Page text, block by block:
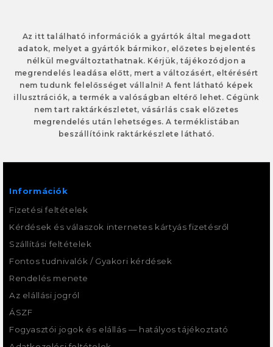
Az itt található információk a gyártók által megadott
adatok, melyet a gyártók bármikor, előzetes bejelentés
nélkül megváltoztathatnak. Kérjük, tájékozódjon a
megrendelés leadása előtt, mert a változásért, eltérésért
nem tudunk felelősséget vállalni! A fent látható képek
illusztrációk, a termék a valóságban eltérő lehet. Cégünk
nem tart raktárkészletet, vásárlás csak előzetes
megrendelés után lehetséges. A terméklistában
beszállítóink raktárkészlete látható.
Információk
Fizetési feltételek
Kérdések és válaszok internetes kártyás fizetésről
Szállítási feltételek
Fontos tudnivalók / Gyakori kérdések
Rendelés menete
Az elállási jogról
ÁSZF
Fogyasztói jogok és elállás — hatályos tájékoztató